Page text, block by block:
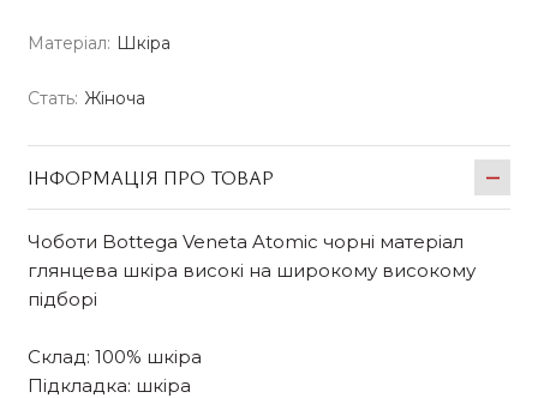
Матеріал: Шкіра
Стать: Жіноча
ІНФОРМАЦІЯ ПРО ТОВАР
Чоботи Bottega Veneta Atomic чорні матеріал
глянцева шкіра високі на широкому високому
підборі
Склад: 100% шкіра
Підкладка: шкіра